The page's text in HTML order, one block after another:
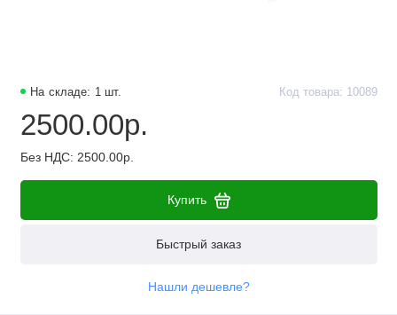
На складе: 1 шт. Код товара: 10089
2500.00р.
Без НДС: 2500.00р.
Купить
Быстрый заказ
Нашли дешевле?